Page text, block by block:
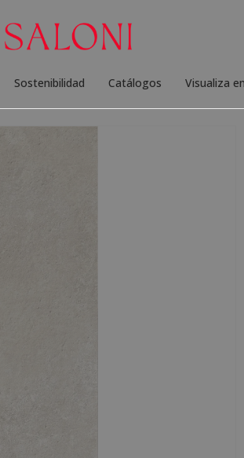
Sostenibilidad Catálogos Visualiza